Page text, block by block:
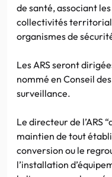
de santé, associant
collectivités
organismes de
Les ARS seront
nommé en Conseil
surveillance.
Le directeur de l’ARS
maintien de tout
conversion ou le
l’installation